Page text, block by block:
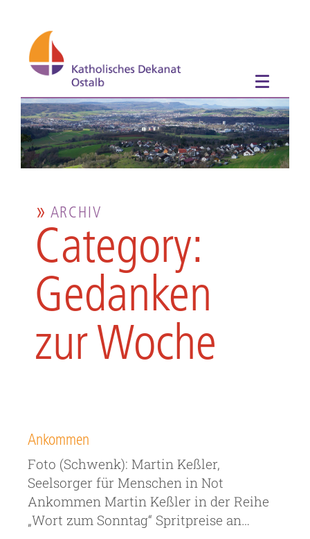
ARCHIV
Category:
Gedanken
zur Woche
Ankommen
Foto (Schwenk): Martin Keßler,
Seelsorger für Menschen in Not
Ankommen Martin Keßler in der Reihe
„Wort zum Sonntag“ Spritpreise an…